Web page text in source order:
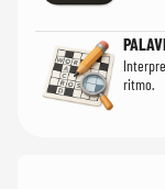
ritmo.